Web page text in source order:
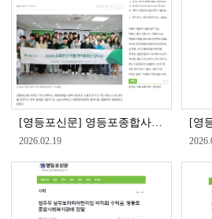
[영등포신문] 영등포종합사회복지관, ‘2026 초록우산 아동권리옹호단’ 발대식 성료
2026.02.19